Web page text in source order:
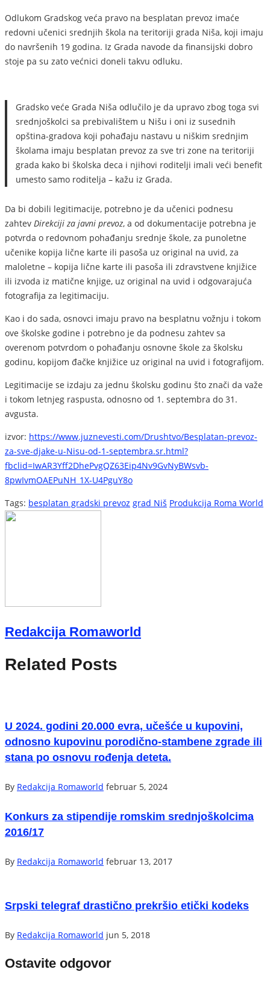
Odlukom Gradskog veća pravo na besplatan prevoz imaće
redovni učenici srednjih škola na teritoriji grada Niša, koji imaju
do navršenih 19 godina. Iz Grada navode da finansijski dobro
stoje pa su zato većnici doneli takvu odluku.
Gradsko veće Grada Niša odlučilo je da upravo zbog toga svi
srednjoškolci sa prebivalištem u Nišu i oni iz susednih
opština-gradova koji pohađaju nastavu u niškim srednjim
školama imaju besplatan prevoz za sve tri zone na teritoriji
grada kako bi školska deca i njihovi roditelji imali veći benefit
umesto samo roditelja – kažu iz Grada.
Da bi dobili legitimacije, potrebno je da učenici podnesu
zahtev Direkciji za javni prevoz, a od dokumentacije potrebna je
potvrda o redovnom pohađanju srednje škole, za punoletne
učenike kopija lične karte ili pasoša uz original na uvid, za
maloletne – kopija lične karte ili pasoša ili zdravstvene knjižice
ili izvoda iz matične knjige, uz original na uvid i odgovarajuća
fotografija za legitimaciju.
Kao i do sada, osnovci imaju pravo na besplatnu vožnju i tokom
ove školske godine i potrebno je da podnesu zahtev sa
overenom potvrdom o pohađanju osnovne škole za školsku
godinu, kopijom đačke knjižice uz original na uvid i fotografijom.
Legitimacije se izdaju za jednu školsku godinu što znači da važe
i tokom letnjeg raspusta, odnosno od 1. septembra do 31.
avgusta.
izvor: https://www.juznevesti.com/Drushtvo/Besplatan-prevoz-
za-sve-djake-u-Nisu-od-1-septembra.sr.html?
fbclid=IwAR3Yff2DhePvgQZ63Eip4Nv9GvNyBWsvb-
8pwIvmOAEPuNH_1X-U4PguY8o
Tags: besplatan gradski prevoz grad Niš Produkcija Roma World
Redakcija Romaworld
Related Posts
U 2024. godini 20.000 evra, učešće u kupovini,
odnosno kupovinu porodično-stambene zgrade ili
stana po osnovu rođenja deteta.
By Redakcija Romaworld februar 5, 2024
Konkurs za stipendije romskim srednjoškolcima
2016/17
By Redakcija Romaworld februar 13, 2017
Srpski telegraf drastično prekršio etički kodeks
By Redakcija Romaworld jun 5, 2018
Ostavite odgovor